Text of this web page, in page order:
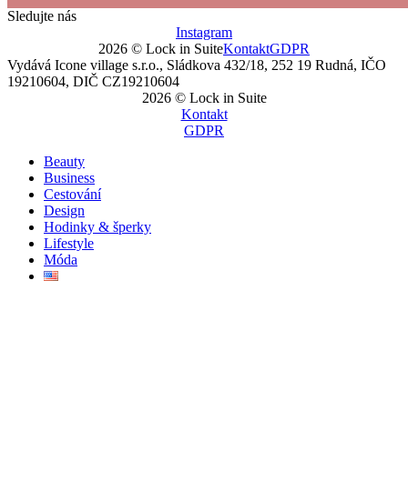
Sledujte nás
Instagram
2026 © Lock in SuiteKontaktGDPR
Vydává Icone village s.r.o., Sládkova 432/18, 252 19 Rudná, IČO
19210604, DIČ CZ19210604
2026 © Lock in Suite
Kontakt
GDPR
Beauty
Business
Cestování
Design
Hodinky & šperky
Lifestyle
Móda